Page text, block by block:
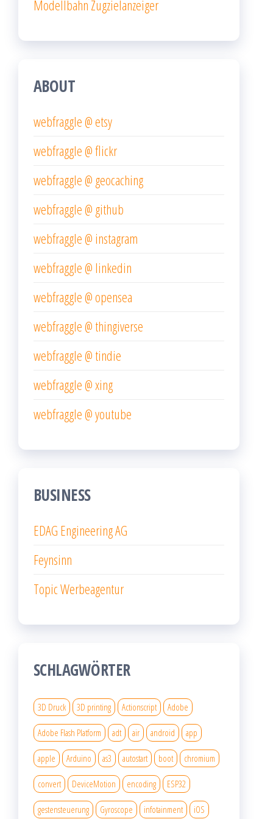
Modellbahn Zugzielanzeiger
ABOUT
webfraggle @ etsy
webfraggle @ flickr
webfraggle @ geocaching
webfraggle @ github
webfraggle @ instagram
webfraggle @ linkedin
webfraggle @ opensea
webfraggle @ thingiverse
webfraggle @ tindie
webfraggle @ xing
webfraggle @ youtube
BUSINESS
EDAG Engineering AG
Feynsinn
Topic Werbeagentur
SCHLAGWÖRTER
3D Druck 3D printing Actionscript Adobe
Adobe Flash Platform adt air android app
apple Arduino as3 autostart boot chromium
convert DeviceMotion encoding ESP32
gestensteuerung Gyroscope infotainment iOS